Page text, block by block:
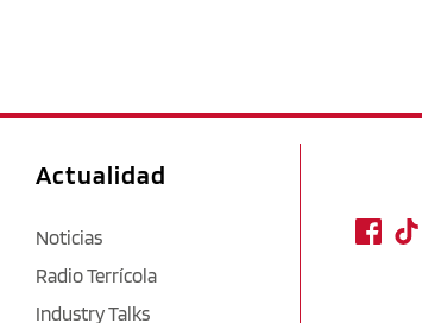
Actualidad
Noticias
Radio Terrícola
Industry Talks